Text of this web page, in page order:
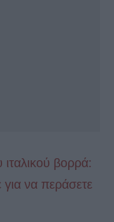
βορρά:
να περάσετε